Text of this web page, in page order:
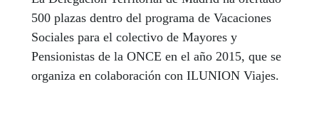
500 plazas dentro del programa de Vacaciones
Sociales para el colectivo de Mayores y
Pensionistas de la ONCE en el año 2015, que se
organiza en colaboración con ILUNION Viajes.